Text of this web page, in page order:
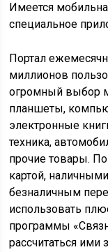
Имеется
специальное
Портал
миллионов
огромный выбор
планшеты,
электронные
техника,
прочие товары.
картой,
безналичным
использовать
программы
рассчитаться ими